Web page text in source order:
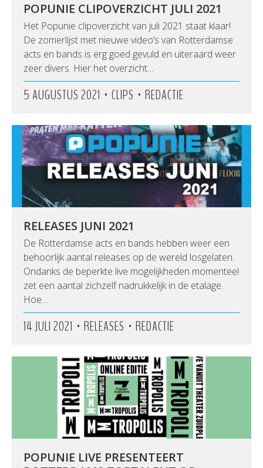
POPUNIE CLIPOVERZICHT JULI 2021
Het Popunie clipoverzicht van juli 2021 staat klaar!
De zomerlijst met nieuwe video’s van Rotterdamse
acts en bands is erg goed gevuld en uiteraard weer
zeer divers. Hier het overzicht…
5 AUGUSTUS 2021 • CLIPS • REDACTIE
RELEASES JUNI 2021
De Rotterdamse acts en bands hebben weer een
behoorlijk aantal releases op de wereld losgelaten.
Ondanks de beperkte live mogelijkheden momenteel
zet een aantal zichzelf nadrukkelijk in de etalage.
Hoe…
14 JULI 2021 • RELEASES • REDACTIE
POPUNIE LIVE PRESENTEERT